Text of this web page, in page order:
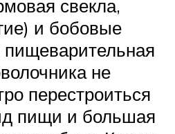
свекла,
и бобовые
пищеварительная
не
перестроиться
пищи и большая